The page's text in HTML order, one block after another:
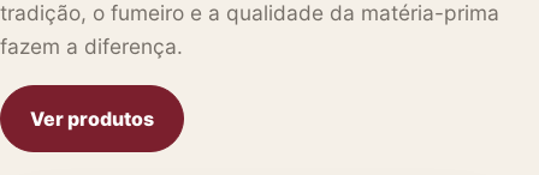
tradição, o fumeiro e a qualidade da matéria-prima
fazem a diferença.
Ver produtos